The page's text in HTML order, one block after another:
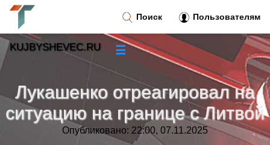
Лукашенко отреагировал на
ситуацию на границе с Литвой
Опубликовано: 22:00, 07.11.2025
Поиск Пользователям
KUJBYSHEVEC.RU ☰
»
Тренды новостей»
»